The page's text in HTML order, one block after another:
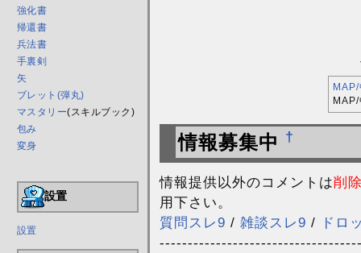
強化書
帰還書
兵法書
手裏剣
矢
ブレット(弾丸)
マスタリー(スキルブック)
包み
変身
設置
設置
情報募集中 †
情報提供以外のコメントは削
用下さい。
質問スレ9 / 雑談スレ9 /
ドロ